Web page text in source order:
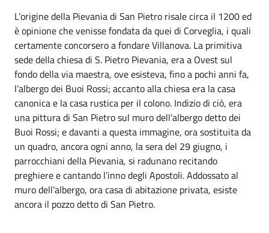
L’origine della Pievania di San Pietro risale circa il 1200 ed
è opinione che venisse fondata da quei di Corveglia, i quali
certamente concorsero a fondare Villanova. La primitiva
sede della chiesa di S. Pietro Pievania, era a Ovest sul
fondo della via maestra, ove esisteva, fino a pochi anni fa,
l’albergo dei Buoi Rossi; accanto alla chiesa era la casa
canonica e la casa rustica per il colono. Indizio di ciò, era
una pittura di San Pietro sul muro dell’albergo detto dei
Buoi Rossi; e davanti a questa immagine, ora sostituita da
un quadro, ancora ogni anno, la sera del 29 giugno, i
parrocchiani della Pievania, si radunano recitando
preghiere e cantando l’inno degli Apostoli. Addossato al
muro dell’albergo, ora casa di abitazione privata, esiste
ancora il pozzo detto di San Pietro.